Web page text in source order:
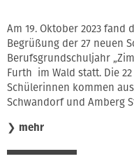
Am 19. Oktober 2023
Begrüßung der 27 neuen
Berufsgrundschuljahr
Furth im Wald statt. Die
Schülerinnen kommen
Schwandorf und Amberg
❯ mehr